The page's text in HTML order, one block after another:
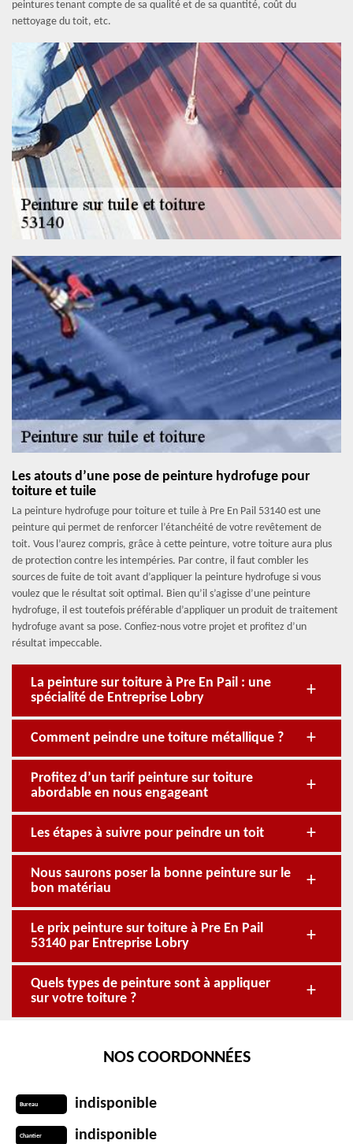
peintures tenant compte de sa qualité et de sa quantité, coût du
nettoyage du toit, etc.
Les atouts d’une pose de peinture hydrofuge pour
toiture et tuile
La peinture hydrofuge pour toiture et tuile à Pre En Pail 53140 est une
peinture qui permet de renforcer l’étanchéité de votre revêtement de
toit. Vous l’aurez compris, grâce à cette peinture, votre toiture aura plus
de protection contre les intempéries. Par contre, il faut combler les
sources de fuite de toit avant d’appliquer la peinture hydrofuge si vous
voulez que le résultat soit optimal. Bien qu’il s’agisse d’une peinture
hydrofuge, il est toutefois préférable d’appliquer un produit de traitement
hydrofuge avant sa pose. Confiez-nous votre projet et profitez d’un
résultat impeccable.
La peinture sur toiture à Pre En Pail : une
spécialité de Entreprise Lobry
Comment peindre une toiture métallique ?
Profitez d’un tarif peinture sur toiture
abordable en nous engageant
Les étapes à suivre pour peindre un toit
Nous saurons poser la bonne peinture sur le
bon matériau
Le prix peinture sur toiture à Pre En Pail
53140 par Entreprise Lobry
Quels types de peinture sont à appliquer
sur votre toiture ?
NOS COORDONNÉES
Bureau indisponible
Chantier indisponible